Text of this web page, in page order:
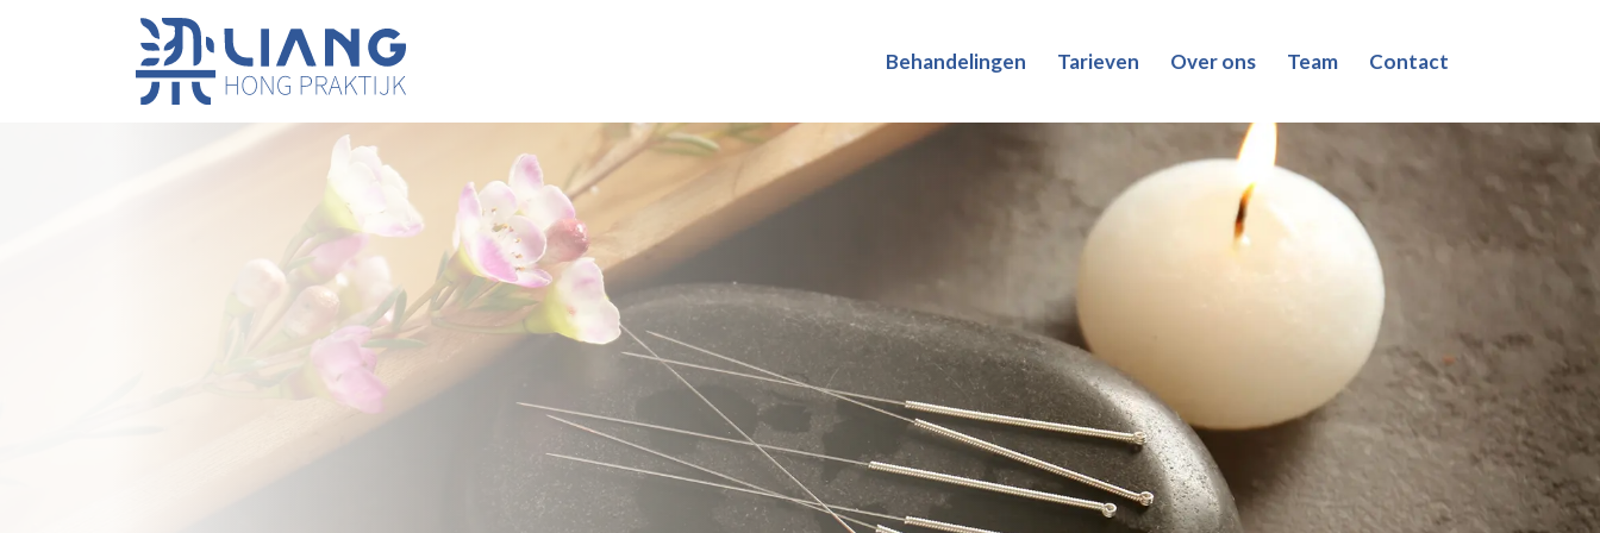
Behandelingen Tarieven Over ons Team Contact